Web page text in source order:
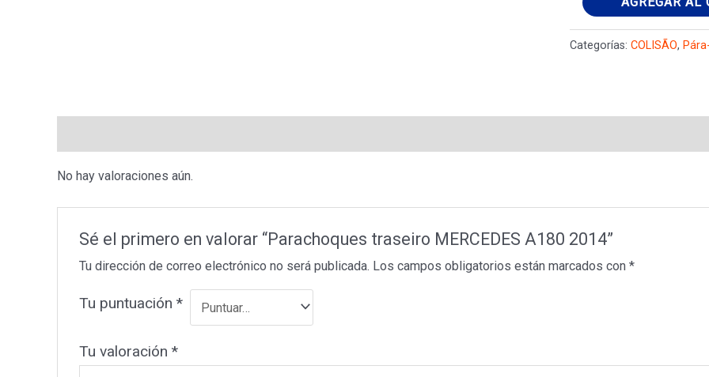
traseiro
MERCEDES
cantidad
Categorías: COLISÃO,
No hay valoraciones aún.
Sé el primero en valorar “Parachoques traseiro MERCEDES A180 2014”
Tu dirección de correo electrónico no será publicada. Los campos obligatorios están marcados con *
Tu puntuación *
Tu valoración *